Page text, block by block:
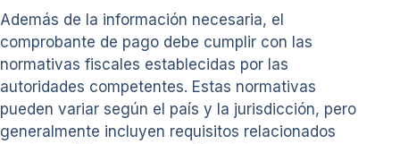
Además de la información necesaria, el
comprobante de pago debe cumplir con las
normativas fiscales establecidas por las
autoridades competentes. Estas normativas
pueden variar según el país y la jurisdicción, pero
generalmente incluyen requisitos relacionados